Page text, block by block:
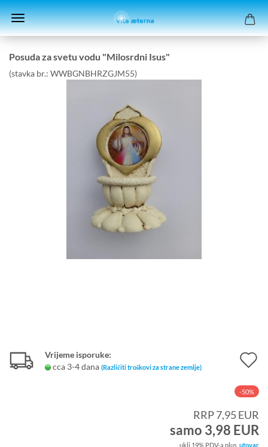
Po­su­da za svetu vodu "Mi­lo­srd­ni Isus"
(stav­ka br.: WWBGNBHRZGJM55)
Vrijeme isporuke:
cca 3-4 dana (Različiti troškovi za strane zemlje)
-50%
RRP 7,95 EUR
samo 3,98 EUR
uklj 19% PDV-a plus. utovar